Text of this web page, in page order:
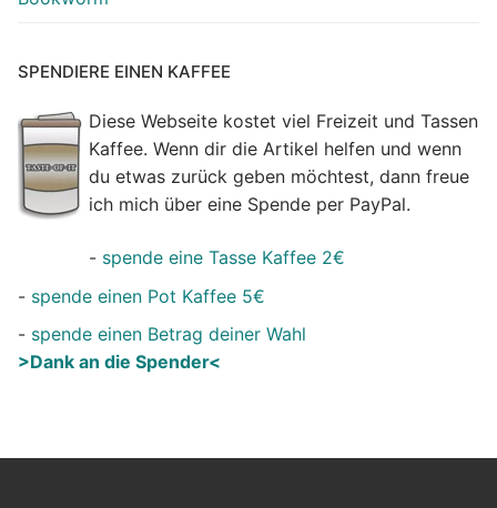
SPENDIERE EINEN KAFFEE
Diese Webseite kostet viel Freizeit und Tassen
Kaffee. Wenn dir die Artikel helfen und wenn
du etwas zurück geben möchtest, dann freue
ich mich über eine Spende per PayPal.
- spende eine Tasse Kaffee 2€
- spende einen Pot Kaffee 5€
- spende einen Betrag deiner Wahl
>Dank an die Spender<